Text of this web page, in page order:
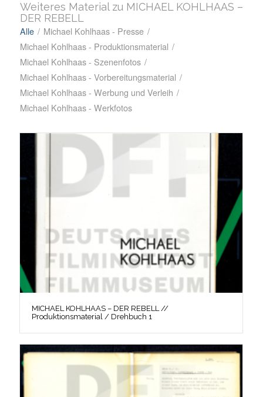
Weiteres Material zu MICHAEL KOHLHAAS –
DER REBELL
Alle / Michael Kohlhaas - Presse /
Michael Kohlhaas - Produktionsmaterial /
Michael Kohlhaas - Szenenfotos /
Michael Kohlhaas - Vorbereitungsmaterial /
Michael Kohlhaas - Werbung und Verleih /
Michael Kohlhaas - Werkfotos
MICHAEL KOHLHAAS – DER REBELL //
Produktionsmaterial / Drehbuch 1